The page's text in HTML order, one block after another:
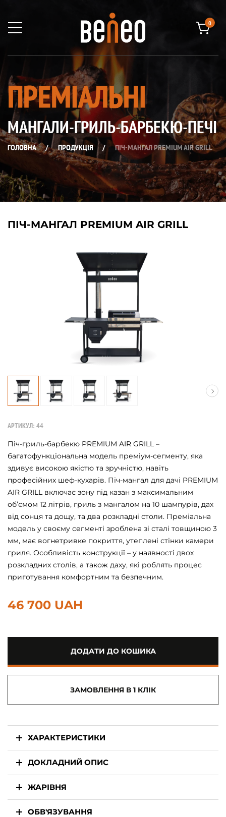
0
ПРЕМІАЛЬНІ
МАНГАЛИ-ГРИЛЬ-БАРБЕКЮ-ПЕЧІ
ГОЛОВНА / ПРОДУКЦІЯ / ПІЧ-МАНГАЛ PREMIUM AIR GRILL
ПІЧ-МАНГАЛ PREMIUM AIR GRILL
АРТИКУЛ: 44
Піч-гриль-барбекю PREMIUM AIR GRILL –
багатофункціональна модель преміум-сегменту, яка
здивує високою якістю та зручністю, навіть
професійних шеф-кухарів. Піч-мангал для дачі PREMIUM
AIR GRILL включає зону під казан з максимальним
об’ємом 12 літрів, гриль з мангалом на 10 шампурів, дах
від сонця та дощу, та два розкладні столи. Преміальна
модель у своєму сегменті зроблена зі сталі товщиною 3
мм, має вогнетривке покриття, утеплені стінки камери
гриля. Особливість конструкції – у наявності двох
розкладних столів, а також даху, які роблять процес
приготування комфортним та безпечним.
46 700 UAH
ДОДАТИ ДО КОШИКА
ЗАМОВЛЕННЯ В 1 КЛІК
ХАРАКТЕРИСТИКИ
ДОКЛАДНИЙ ОПИС
ЖАРІВНЯ
ОБВ'ЯЗУВАННЯ